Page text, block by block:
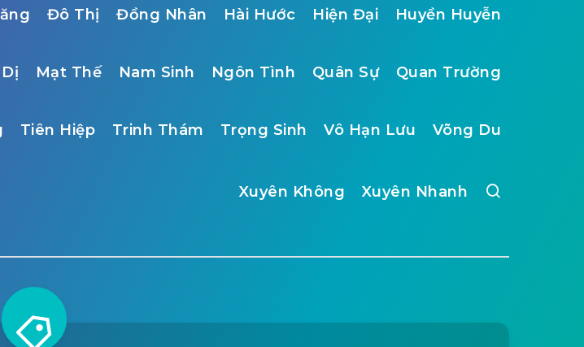
Đô Thị Đồng Nhân Hài Hước Hiện Đại Huyền Huyễn
Mạt Thế Nam Sinh Ngôn Tình Quân Sự Quan Trường
Tiên Hiệp Trinh Thám Trọng Sinh Vô Hạn Lưu Võng Du
Xuyên Không Xuyên Nhanh